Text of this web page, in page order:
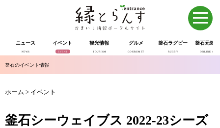
ニュース
NEWS
イベント
EVENT
観光情報
TOURISM
グルメ
GOURUMET
釜石ラグビー
RUGBY
釜石元気
ONLINE SHOP
釜石のイベント情報
ホーム > イベント
釜石シーウェイブス 2022-23シーズ